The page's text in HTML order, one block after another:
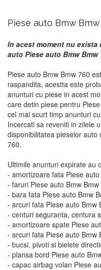
Piese auto Bmw
In acest moment nu
auto Piese auto Bmw Bmw
Piese auto Bmw Bmw 760
raspandita, acestta este
anunturi cu piese in acest
care detin piese pentru
cel mai scurt timp anunturi
Incercati sa reveniti in zilele
disponibilitatea pieselor
760.
Ultimile anunturi expirate au
- amortizoare fata Piese
- faruri Piese auto Bmw Bmw
- bara fata Piese auto Bmw
- arcuri fata Piese auto Bmw
- centuri seguranta, centura
- amortizoare spate Piese
- arcuri fata Piese auto Bmw
- bucsi, pivoti si bielete
- plansa bord Piese auto
- capac airbag volan Piese